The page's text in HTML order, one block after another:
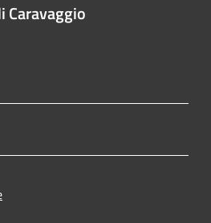
Caravaggio